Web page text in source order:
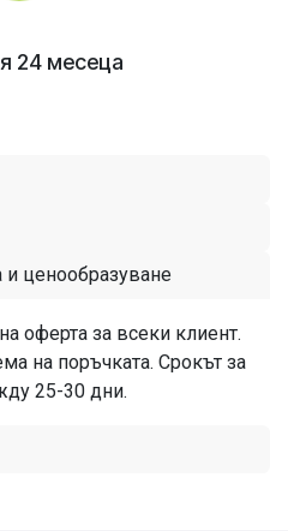
24 месеца
и ценообразуване
оферта за всеки клиент.
на поръчката. Срокът за
25-30 дни.